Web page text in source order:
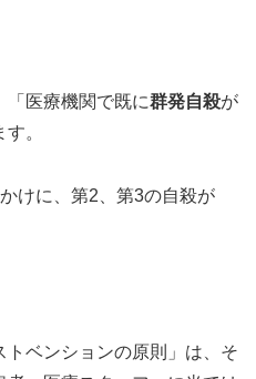
「医療機関で既に群発自殺が
。
けに、第2、第3の自殺が
トベンションの原則」は、そ